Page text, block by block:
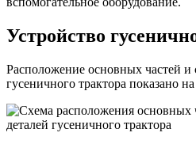
Устройство
Расположение основных частей
гусеничного трактора показано